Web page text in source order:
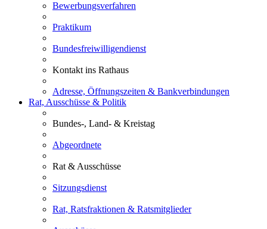
Bewerbungsverfahren
Praktikum
Bundesfreiwilligendienst
Kontakt ins Rathaus
Adresse, Öffnungszeiten & Bankverbindungen
Rat, Ausschüsse & Politik
Bundes-, Land- & Kreistag
Abgeordnete
Rat & Ausschüsse
Sitzungsdienst
Rat, Ratsfraktionen & Ratsmitglieder